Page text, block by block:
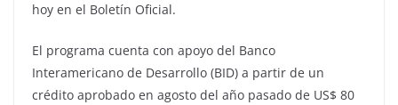
hoy en el Boletín Oficial.
El programa cuenta con apoyo del Banco
Interamericano de Desarrollo (BID) a partir de un
crédito aprobado en agosto del año pasado de US$ 80